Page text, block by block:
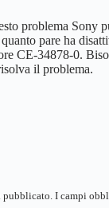
problema Sony
pare ha
CE-34878-0.
il problema.
pubblicato. I campi